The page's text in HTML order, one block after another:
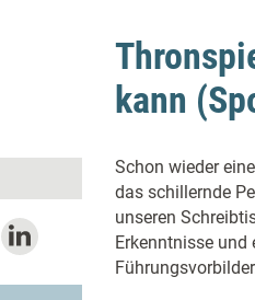
kann
Schon wieder
das schillernde
unseren
Erkenntnisse